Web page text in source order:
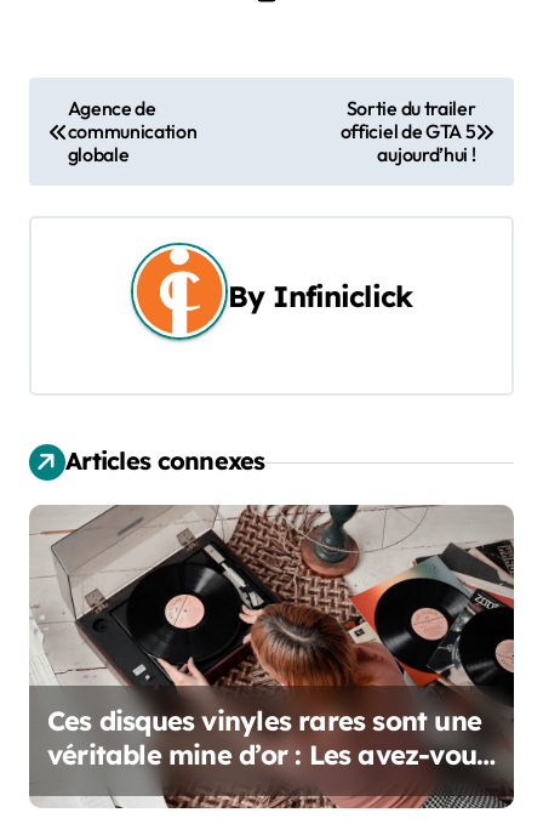
a
v
t
i
o
n
d
e
l
a
Agence de
communication
globale
Sortie du trailer
officiel de GTA 5
aujourd’hui !
By Infiniclick
Articles connexes
Ces disques vinyles rares sont une
véritable mine d’or : Les avez-vous
?